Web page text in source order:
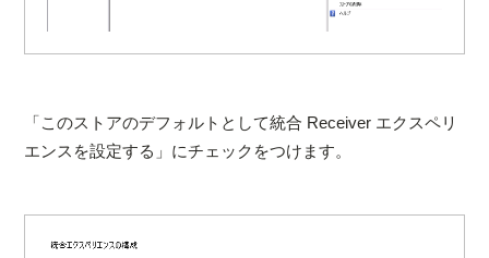
「このストアのデフォルトとして統合 Receiver エクスペリ
エンスを設定する」にチェックをつけます。